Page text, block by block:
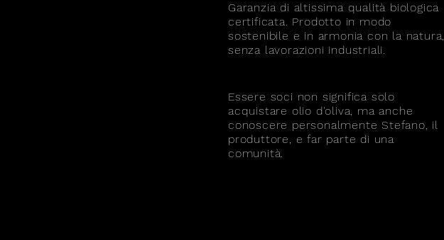
Garanzia di altissima qualità biologica
certificata. Prodotto in modo
sostenibile e in armonia con la natura,
senza lavorazioni industriali.
Essere soci non significa solo
acquistare olio d'oliva, ma anche
conoscere personalmente Stefano, il
produttore, e far parte di una
comunità.